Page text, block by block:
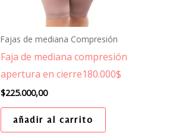
Fajas de mediana Compresión
Faja de mediana compresión
apertura en cierre180.000$
$225.000,00
añadir al carrito